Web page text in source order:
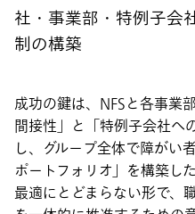
社・事業部・特例子会
制の構築
成功の鍵は、NFSと各事業
間接性」と「特例子会社へ
し、グループ全体で障がい
ポートフォリオ」を構築し
最適にとどまらない形で、